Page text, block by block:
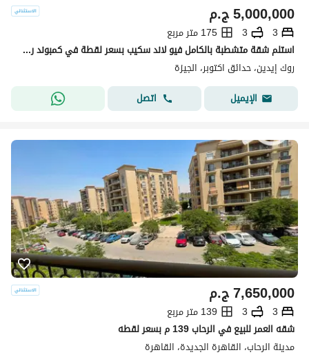
ج.م5,000,000
3
3
175 متر مربع
استلم شقة متشطبة بالكامل فيو لاند سكيب بسعر لقطة في كمبوند روك ايدن علي طريق زويل بجانب o west
روك إيدين، حدائق اكتوبر، الجيزة
الإيميل
اتصل
ج.م7,650,000
3
3
139 متر مربع
شقه العمر للبيع في الرحاب 139 م بسعر لقطه
مدينة الرحاب، القاهرة الجديدة، القاهرة